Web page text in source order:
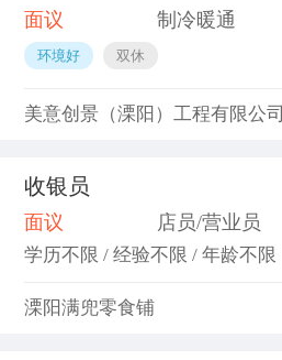
面议 制冷暖通
环境好 双休
美意创景（溧阳）工程有限公司
收银员
面议 店员/营业员
学历不限 / 经验不限 / 年龄不限
溧阳满兜零食铺